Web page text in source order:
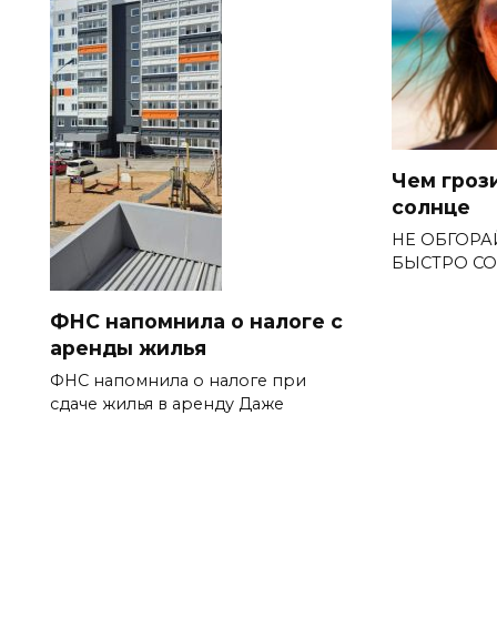
ФНС напомнила о налоге с
аренды жилья
ФНС напомнила о налоге при
сдаче жилья в аренду Даже
Чем
солнце
НЕ
БЫСТРО